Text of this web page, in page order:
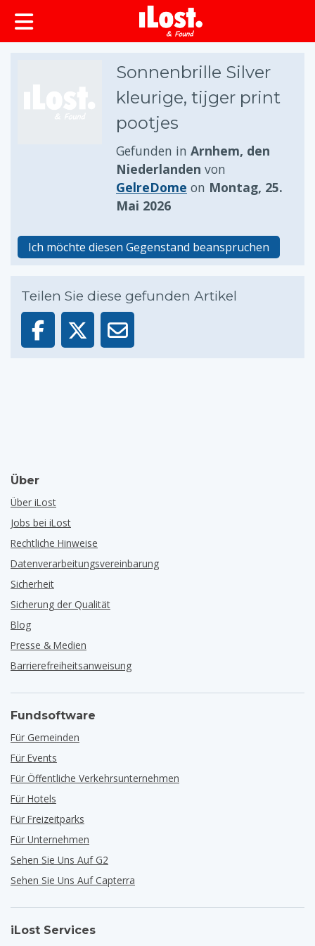
springen
Sonnenbrille Silver
kleurige, tijger print
pootjes
Gefunden in Arnhem, den
Niederlanden von
GelreDome on Montag, 25.
Mai 2026
Ich möchte diesen Gegenstand beanspruchen
Teilen Sie diese gefunden Artikel
Über
Über iLost
Jobs bei iLost
Rechtliche Hinweise
Datenverarbeitungsvereinbarung
Sicherheit
Sicherung der Qualität
Blog
Presse & Medien
Barrierefreiheitsanweisung
Fundsoftware
Für Gemeinden
Für Events
Für Öffentliche Verkehrsunternehmen
Für Hotels
Für Freizeitparks
Für Unternehmen
Sehen Sie Uns Auf G2
Sehen Sie Uns Auf Capterra
iLost Services